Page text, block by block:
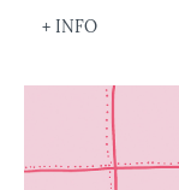
+ INFO